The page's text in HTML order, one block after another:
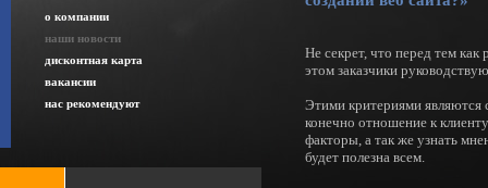
о компании
наши новости
дисконтная карта
вакансии
нас рекомендуют
Не секрет, что перед тем как
этом заказчики
Этими критериями являются
конечно отношение к
факторы, а так же узнать
будет полезна всем.